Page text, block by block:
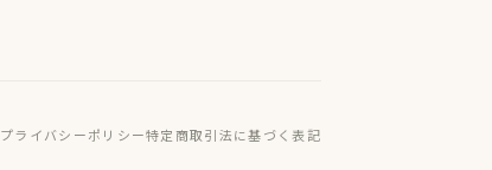
プライバシーポリシー特定商取引法に基づく表記